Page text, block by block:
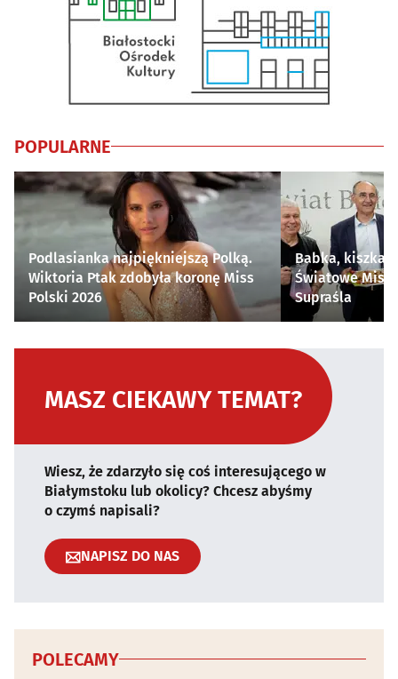
POPULARNE
Podlasianka najpiękniejszą Polką.
Wiktoria Ptak zdobyła koronę Miss
Polski 2026
Babka, kiszka i
Światowe
Supraśla
MASZ CIEKAWY TEMAT?
Wiesz, że zdarzyło się coś interesującego w
Białymstoku lub okolicy? Chcesz abyśmy
o czymś napisali?
NAPISZ DO NAS
POLECAMY